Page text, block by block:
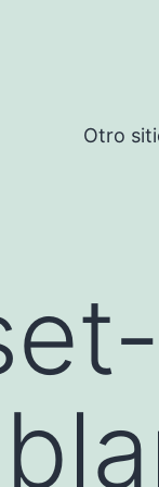
Otro